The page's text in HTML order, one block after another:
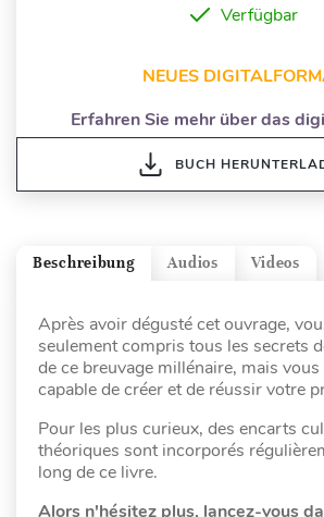
Verfügbar
NEUES
Erfahren Sie mehr über das
BUCH
Videos
Audios
Beschreibung
Après avoir dégusté cet ouvrage,
seulement compris tous les secrets
de ce breuvage millénaire, mais
capable de créer et de réussir votre
Pour les plus curieux, des encarts
théoriques sont incorporés
long de ce livre.
Alors n'hésitez plus, lancez-vous